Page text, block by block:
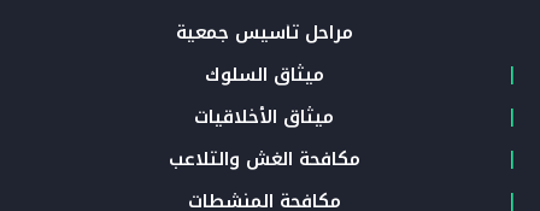
مراحل تأسيس جمعية
ميثاق السلوك
ميثاق الأخلاقيات
مكافحة الغش والتلاعب
مكافحة المنشطات